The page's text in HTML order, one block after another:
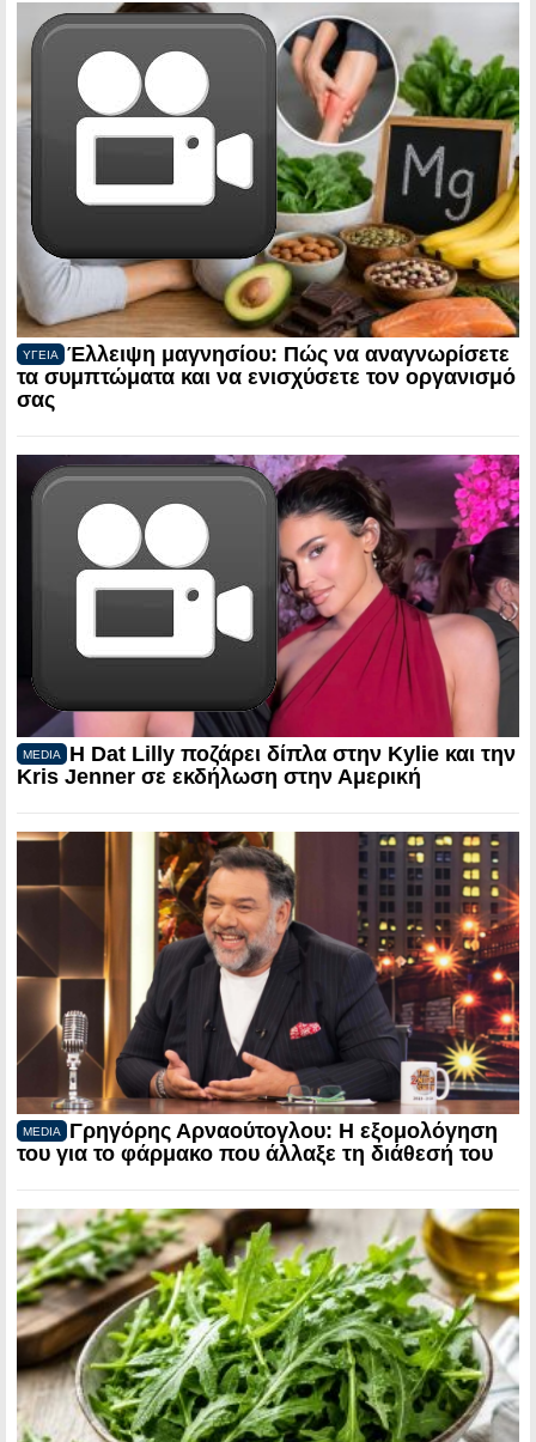
ΥΓΕΙΑ
Έλλειψη μαγνησίου: Πώς να αναγνωρίσετε
τα συμπτώματα και να ενισχύσετε τον οργανισμό
σας
MEDIA
Η Dat Lilly ποζάρει δίπλα στην Kylie και την
Kris Jenner σε εκδήλωση στην Αμερική
MEDIA
Γρηγόρης Αρναούτογλου: Η εξομολόγηση
του για το φάρμακο που άλλαξε τη διάθεσή του